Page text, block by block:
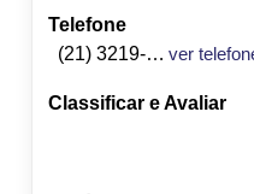
Telefone
(21) 3219-2626
ver
Classificar e Avaliar